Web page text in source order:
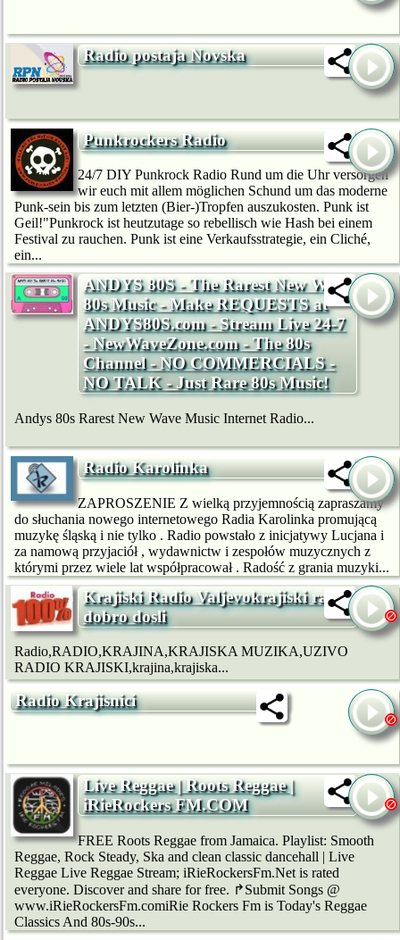
Radio postaja Novska
Punkrockers Radio
24/7 DIY Punkrock Radio Rund um die Uhr versorgen
wir euch mit allem möglichen Schund um das moderne
Punk-sein bis zum letzten (Bier-)Tropfen auszukosten. Punk ist
Geil!"Punkrock ist heutzutage so rebellisch wie Hash bei einem
Festival zu rauchen. Punk ist eine Verkaufsstrategie, ein Cliché,
ein...
ANDYS 80S - The Rarest New Wave
80s Music - Make REQUESTS at
ANDYS80S.com - Stream Live 24-7
- NewWaveZone.com - The 80s
Channel - NO COMMERCIALS -
NO TALK - Just Rare 80s Music!
Andys 80s Rarest New Wave Music Internet Radio...
Radio Karolinka
ZAPROSZENIE Z wielką przyjemnością zapraszamy
do słuchania nowego internetowego Radia Karolinka promującą
muzykę śląską i nie tylko . Radio powstało z inicjatywy Lucjana i
za namową przyjaciół , wydawnictw i zespołów muzycznych z
którymi przez wiele lat współpracował . Radość z grania muzyki...
Krajiski Radio Valjevokrajiski radio
dobro dosli
Radio,RADIO,KRAJINA,KRAJISKA MUZIKA,UZIVO
RADIO KRAJISKI,krajina,krajiska...
Radio Krajisnici
Live Reggae | Roots Reggae |
iRieRockers FM.COM
FREE Roots Reggae from Jamaica. Playlist: Smooth
Reggae, Rock Steady, Ska and clean classic dancehall | Live
Reggae Live Reggae Stream; iRieRockersFm.Net is rated
everyone. Discover and share for free. ↱Submit Songs @
www.iRieRockersFm.comiRie Rockers Fm is Today's Reggae
Classics And 80s-90s...